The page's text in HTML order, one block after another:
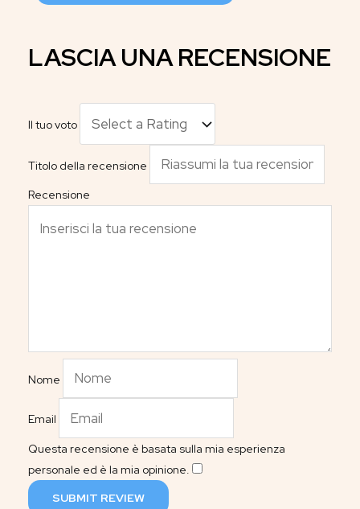
LASCIA UNA RECENSIONE
Il tuo voto
Titolo della recensione
Recensione
Nome
Email
Questa recensione è basata sulla mia esperienza
personale ed è la mia opinione.
SUBMIT REVIEW